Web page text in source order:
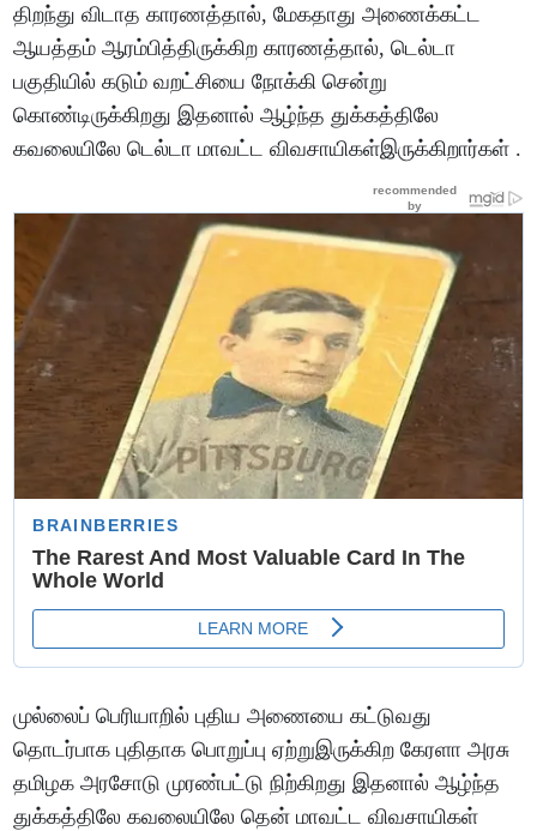
திறந்து விடாத காரணத்தால், மேகதாது அணைக்கட்ட
ஆயத்தம் ஆரம்பித்திருக்கிற காரணத்தால், டெல்டா
பகுதியில் கடும் வறட்சியை நோக்கி சென்று
கொண்டிருக்கிறது இதனால் ஆழ்ந்த துக்கத்திலே
கவலையிலே டெல்டா மாவட்ட விவசாயிகள்இருக்கிறார்கள் .
முல்லைப் பெரியாறில் புதிய அணையை கட்டுவது
தொடர்பாக புதிதாக பொறுப்பு ஏற்றுஇருக்கிற கேரளா அரசு
தமிழக அரசோடு முரண்பட்டு நிற்கிறது இதனால் ஆழ்ந்த
துக்கத்திலே கவலையிலே தென் மாவட்ட விவசாயிகள்